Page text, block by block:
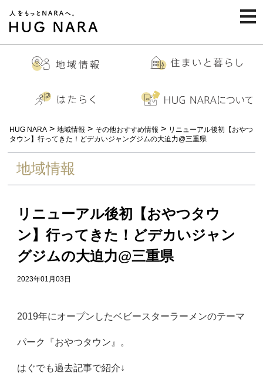
HUG NARA > 地域情報 > その他おすすめ情報 > リニューアル後初【おやつ
タウン】行ってきた！どデカいジャングジムの大迫力@三重県
地域情報
リニューアル後初【おやつタウ
ン】行ってきた！どデカいジャン
グジムの大迫力@三重県
2023年01月03日
2019年にオープンしたベビースターラーメンのテーマ
パーク『おやつタウン』。
はぐでも過去記事で紹介↓